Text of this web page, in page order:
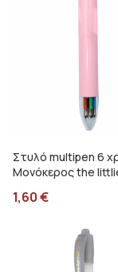
Στυλό multipen 6
Μονόκερος the
1,60€